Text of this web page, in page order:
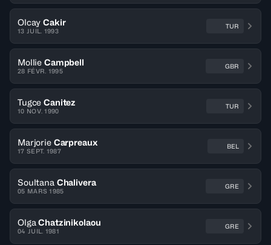
Olcay Cakir
13 JUIL. 1993
TUR
Mollie Campbell
28 FÉVR. 1995
GBR
Tugce Canitez
10 NOV. 1990
TUR
Marjorie Carpreaux
17 SEPT. 1987
BEL
Soultana Chalivera
05 MARS 1985
GRE
Olga Chatzinikolaou
04 JUIL. 1981
GRE